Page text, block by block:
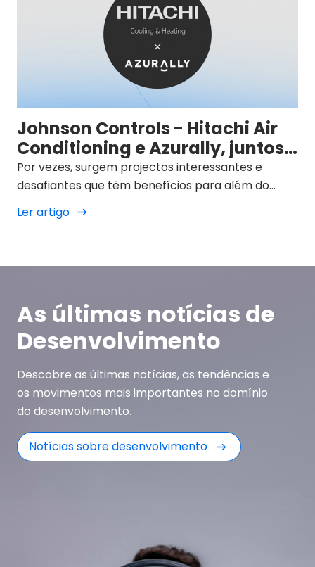
Johnson Controls - Hitachi Air
Conditioning e Azurally, juntos
para um futuro sustentável
Por vezes, surgem projectos interessantes e
desafiantes que têm benefícios para além do
mundo profissional.
Ler artigo
As últimas notícias de
Desenvolvimento
Descobre as últimas notícias, as tendências e
os movimentos mais importantes no domínio
do desenvolvimento.
Notícias sobre desenvolvimento